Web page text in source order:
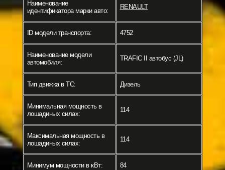
Наименование
идентификатора марки авто:
RENAULT
ID модели транспорта: 4752
Наименование модели
автомобиля:
TRAFIC II автобус (JL)
Тип движка в ТС: Дизель
Минимальная мощность в
лошадиных силах:
114
Максимальная мощность в
лошадиных силах:
114
Минимум мощности в кВт: 84